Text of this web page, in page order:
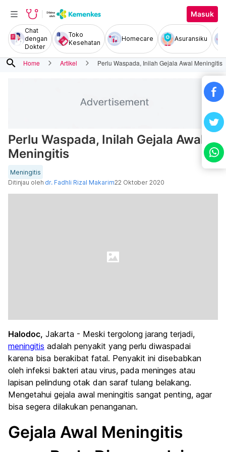
Masuk
Chat
dengan
Dokter
Toko
Kesehatan
Homecare Asuransiku
search Home Artikel Perlu Waspada, Inilah Gejala Awal Meningitis
Perlu Waspada, Inilah Gejala Awal
Meningitis
Meningitis
Ditinjau oleh dr. Fadhli Rizal Makarim22 Oktober 2020
Halodoc, Jakarta - Meski tergolong jarang terjadi,
meningitis adalah penyakit yang perlu diwaspadai
karena bisa berakibat fatal. Penyakit ini disebabkan
oleh infeksi bakteri atau virus, pada meninges atau
lapisan pelindung otak dan saraf tulang belakang.
Mengetahui gejala awal meningitis sangat penting, agar
bisa segera dilakukan penanganan.
Gejala Awal Meningitis